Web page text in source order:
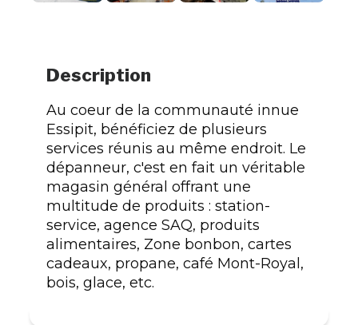
Description
Au coeur de la communauté innue
Essipit, bénéficiez de plusieurs
services réunis au même endroit. Le
dépanneur, c'est en fait un véritable
magasin général offrant une
multitude de produits : station-
service, agence SAQ, produits
alimentaires, Zone bonbon, cartes
cadeaux, propane, café Mont-Royal,
bois, glace, etc.